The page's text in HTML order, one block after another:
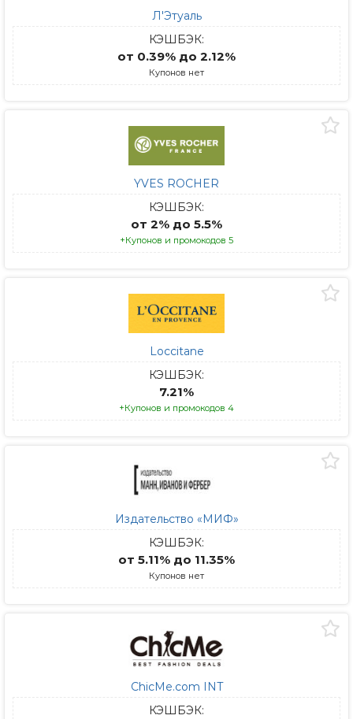
Л'Этуаль
КЭШБЭК:
от 0.39% до 2.12%
Купонов нет
YVES ROCHER
КЭШБЭК:
от 2% до 5.5%
+Купонов и промокодов 5
Loccitane
КЭШБЭК:
7.21%
+Купонов и промокодов 4
Издательство «МИФ»
КЭШБЭК:
от 5.11% до 11.35%
Купонов нет
ChicMe.com INT
КЭШБЭК: